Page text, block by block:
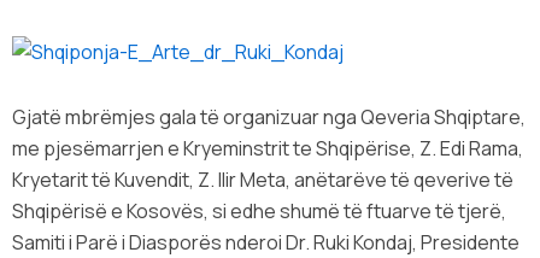
Gjatë mbrëmjes gala të organizuar nga Qeveria Shqiptare,
me pjesëmarrjen e Kryeminstrit te Shqipërise, Z. Edi Rama,
Kryetarit të Kuvendit, Z. Ilir Meta, anëtarëve të qeverive të
Shqipërisë e Kosovës, si edhe shumë të ftuarve të tjerë,
Samiti i Parë i Diasporës nderoi Dr. Ruki Kondaj, Presidente